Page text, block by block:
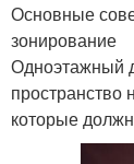
Основные
зонирование
Одноэтажный
которые